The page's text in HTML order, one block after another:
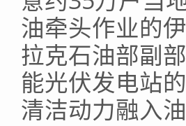
油牵头作业的
拉克石油部副
能光伏发电站
清洁动力融入